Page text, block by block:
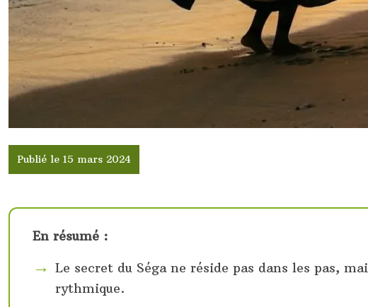
Publié le 15 mars 2024
En résumé :
Le secret du Séga ne réside pas dans les pas,
rythmique.